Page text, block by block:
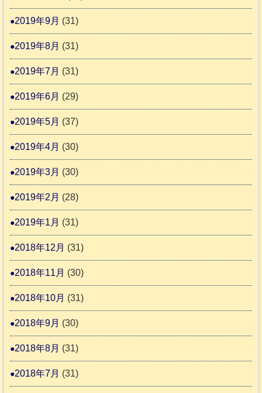
2019年9月 (31)
2019年8月 (31)
2019年7月 (31)
2019年6月 (29)
2019年5月 (37)
2019年4月 (30)
2019年3月 (30)
2019年2月 (28)
2019年1月 (31)
2018年12月 (31)
2018年11月 (30)
2018年10月 (31)
2018年9月 (30)
2018年8月 (31)
2018年7月 (31)